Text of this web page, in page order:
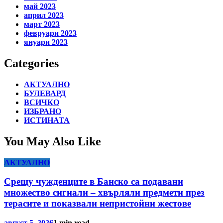
май 2023
април 2023
март 2023
февруари 2023
януари 2023
Categories
АКТУАЛНО
БУЛЕВАРД
ВСИЧКО
ИЗБРАНО
ИСТИНАТА
You May Also Like
АКТУАЛНО
Срещу чужденците в Банско са подавани
множество сигнали – хвърляли предмети през
терасите и показвали непристойни жестове